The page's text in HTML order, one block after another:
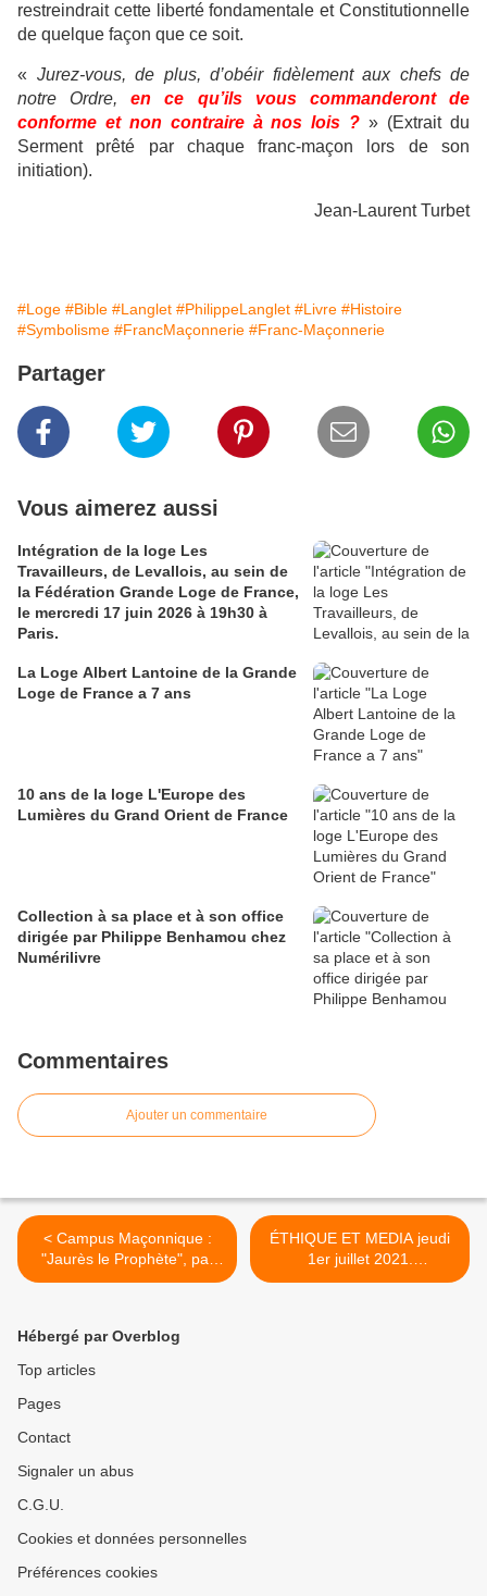
restreindrait cette liberté fondamentale et Constitutionnelle
de quelque façon que ce soit.
« Jurez-vous, de plus, d’obéir fidèlement aux chefs de
notre Ordre,en ce qu’ils vous commanderont de
conforme et non contraire à nos lois ?» (Extrait du
Serment prêté par chaque franc-maçon lors de son
initiation).
Jean-Laurent Turbet
#Loge #Bible #Langlet #PhilippeLanglet #Livre #Histoire
#Symbolisme #FrancMaçonnerie #Franc-Maçonnerie
Partager
Vous aimerez aussi
Intégration de la loge Les
Travailleurs, de Levallois, au sein de
la Fédération Grande Loge de France,
le mercredi 17 juin 2026 à 19h30 à
Paris.
La Loge Albert Lantoine de la Grande
Loge de France a 7 ans
10 ans de la loge L'Europe des
Lumières du Grand Orient de France
Collection à sa place et à son office
dirigée par Philippe Benhamou chez
Numérilivre
Commentaires
Ajouter un commentaire
< Campus Maçonnique :
"Jaurès le Prophète", par
Eric Vinson mercredi 23 juin
ÉTHIQUE ET MEDIA jeudi
1er juillet 2021.
VisioConférence, entretiens
Hébergé par Overblog
Top articles
Pages
Contact
Signaler un abus
C.G.U.
Cookies et données personnelles
Préférences cookies